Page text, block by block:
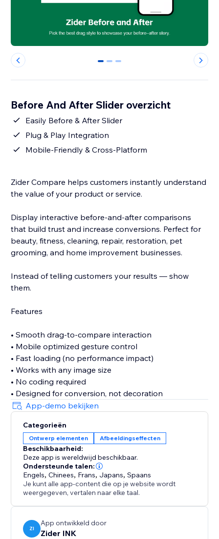
0 1 2
Before And After Slider overzicht
Easily Before & After Slider
Plug & Play Integration
Mobile-Friendly & Cross-Platform
Zider Compare helps customers instantly understand
the value of your product or service.
Display interactive before-and-after comparisons
that build trust and increase conversions. Perfect for
beauty, fitness, cleaning, repair, restoration, pet
grooming, and home improvement businesses.
Instead of telling customers your results — show
them.
Features
• Smooth drag-to-compare interaction
• Mobile optimized gesture control
• Fast loading (no performance impact)
• Works with any image size
• No coding required
• Designed for conversion, not decoration
App-demo bekijken
Categorieën
Ontwerp elementen Afbeeldingseffecten
Beschikbaarheid:
Deze app is wereldwijd beschikbaar.
Ondersteunde talen:
Engels,Chinees, Frans, Japans,Spaans
Je kunt alle app-content die op je website wordt
weergegeven, vertalen naar elke taal.
ZI
App ontwikkeld door
Zider INK